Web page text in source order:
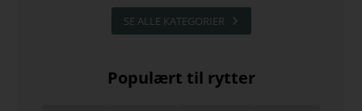
SE ALLE KATEGORIER
Populært til rytter